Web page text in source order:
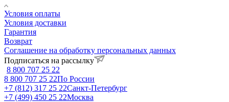
Условия оплаты
Условия доставки
Гарантия
Возврат
Соглашение на обработку персональных данных
Подписаться на рассылку
8 800 707 25 22
8 800 707 25 22По России
+7 (812) 317 25 22Санкт-Петербург
+7 (499) 450 25 22Москва